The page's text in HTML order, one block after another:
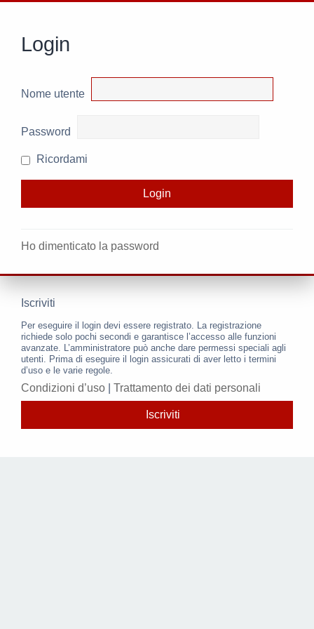
Login
Nome utente
Password
Ricordami
Ho dimenticato la password
Iscriviti
Per eseguire il login devi essere registrato. La registrazione
richiede solo pochi secondi e garantisce l’accesso alle funzioni
avanzate. L’amministratore può anche dare permessi speciali agli
utenti. Prima di eseguire il login assicurati di aver letto i termini
d’uso e le varie regole.
Condizioni d’uso Trattamento dei dati personali
Iscriviti